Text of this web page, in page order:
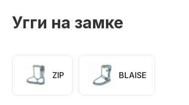
Угги на замке
ZIP BLAISE